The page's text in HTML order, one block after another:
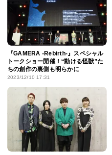
『GAMERA -Rebirth-』スペシャル
トークショー開催！“動ける怪獣”た
ちの創作の裏側も明らかに
2023/12/10 17:31